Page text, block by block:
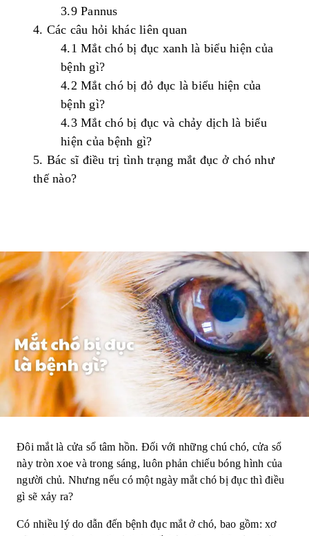
3.9 Pannus
4. Các câu hỏi khác liên quan
4.1 Mắt chó bị đục xanh là biểu hiện của
bệnh gì?
4.2 Mắt chó bị đỏ đục là biểu hiện của
bệnh gì?
4.3 Mắt chó bị đục và chảy dịch là biểu
hiện của bệnh gì?
5. Bác sĩ điều trị tình trạng mắt đục ở chó như
thế nào?
Đôi mắt là cửa sổ tâm hồn. Đối với những chú chó, cửa sổ
này tròn xoe và trong sáng, luôn phản chiếu bóng hình của
người chủ. Nhưng nếu có một ngày mắt chó bị đục thì điều
gì sẽ xảy ra?
Có nhiều lý do dẫn đến bệnh đục mắt ở chó, bao gồm: xơ